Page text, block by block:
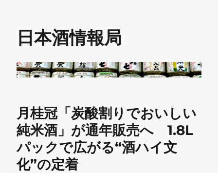
日本酒情報局
月桂冠「炭酸割りでおいしい
純米酒」が通年販売へ 1.8L
パックで広がる“酒ハイ文
化”の定着